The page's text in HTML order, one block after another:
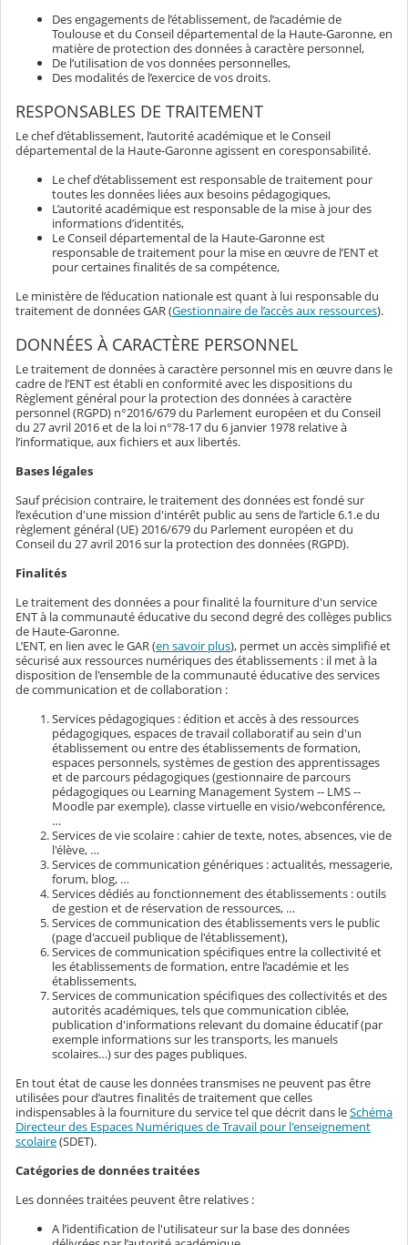
Des engagements de l’établissement, de l’académie de
Toulouse et du Conseil départemental de la Haute-Garonne, en
matière de protection des données à caractère personnel,
De l’utilisation de vos données personnelles,
Des modalités de l’exercice de vos droits.
RESPONSABLES DE TRAITEMENT
Le chef d’établissement, l’autorité académique et le Conseil
départemental de la Haute-Garonne agissent en coresponsabilité.
Le chef d’établissement est responsable de traitement pour
toutes les données liées aux besoins pédagogiques,
L’autorité académique est responsable de la mise à jour des
informations d’identités,
Le Conseil départemental de la Haute-Garonne est
responsable de traitement pour la mise en œuvre de l’ENT et
pour certaines finalités de sa compétence,
Le ministère de l’éducation nationale est quant à lui responsable du
traitement de données GAR (Gestionnaire de l’accès aux ressources).
DONNÉES À CARACTÈRE PERSONNEL
Le traitement de données à caractère personnel mis en œuvre dans le
cadre de l’ENT est établi en conformité avec les dispositions du
Règlement général pour la protection des données à caractère
personnel (RGPD) n°2016/679 du Parlement européen et du Conseil
du 27 avril 2016 et de la loi n°78-17 du 6 janvier 1978 relative à
l’informatique, aux fichiers et aux libertés.
Bases légales
Sauf précision contraire, le traitement des données est fondé sur
l’exécution d'une mission d'intérêt public au sens de l’article 6.1.e du
règlement général (UE) 2016/679 du Parlement européen et du
Conseil du 27 avril 2016 sur la protection des données (RGPD).
Finalités
Le traitement des données a pour finalité la fourniture d'un service
ENT à la communauté éducative du second degré des collèges publics
de Haute-Garonne.
L’ENT, en lien avec le GAR (en savoir plus), permet un accès simplifié et
sécurisé aux ressources numériques des établissements : il met à la
disposition de l'ensemble de la communauté éducative des services
de communication et de collaboration :
Services pédagogiques : édition et accès à des ressources
pédagogiques, espaces de travail collaboratif au sein d'un
établissement ou entre des établissements de formation,
espaces personnels, systèmes de gestion des apprentissages
et de parcours pédagogiques (gestionnaire de parcours
pédagogiques ou Learning Management System -- LMS --
Moodle par exemple), classe virtuelle en visio/webconférence,
…
Services de vie scolaire : cahier de texte, notes, absences, vie de
l'élève, …
Services de communication génériques : actualités, messagerie,
forum, blog, …
Services dédiés au fonctionnement des établissements : outils
de gestion et de réservation de ressources, …
Services de communication des établissements vers le public
(page d'accueil publique de l'établissement),
Services de communication spécifiques entre la collectivité et
les établissements de formation, entre l’académie et les
établissements,
Services de communication spécifiques des collectivités et des
autorités académiques, tels que communication ciblée,
publication d'informations relevant du domaine éducatif (par
exemple informations sur les transports, les manuels
scolaires…) sur des pages publiques.
En tout état de cause les données transmises ne peuvent pas être
utilisées pour d’autres finalités de traitement que celles
indispensables à la fourniture du service tel que décrit dans leSchéma
Directeur des Espaces Numériques de Travail pour l'enseignement
scolaire(SDET).
Catégories de données traitées
Les données traitées peuvent être relatives :
A l’identification de l'utilisateur sur la base des données